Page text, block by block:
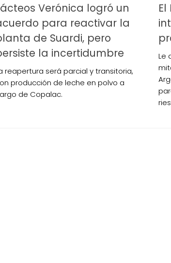
Verónica logró un
para reactivar la
de Suardi, pero
la incertidumbre
reapertura será parcial y transitoria,
producción de leche en polvo a
de Copalac.
Le